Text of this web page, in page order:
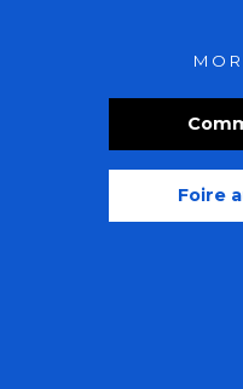
Foire